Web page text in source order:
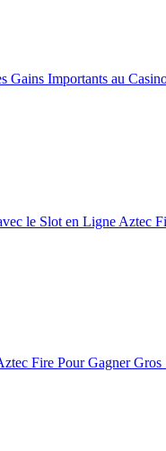
Gains Importants au
le Slot en Ligne Aztec
Fire Pour Gagner Gros